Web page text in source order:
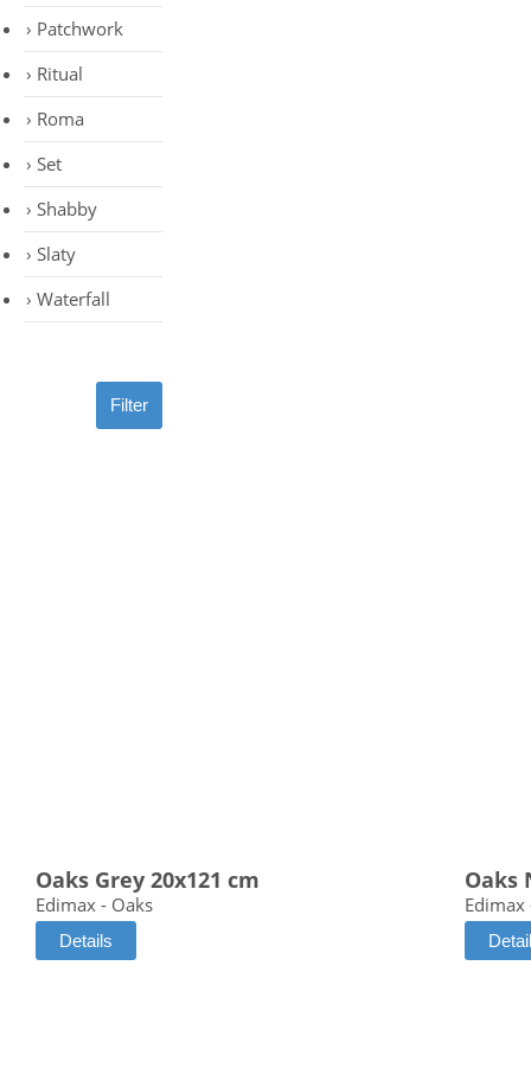
Patchwork
Ritual
Roma
Set
Shabby
Slaty
Waterfall
Oaks Grey 20x121 cm
Edimax - Oaks
Details
Oaks
Edimax